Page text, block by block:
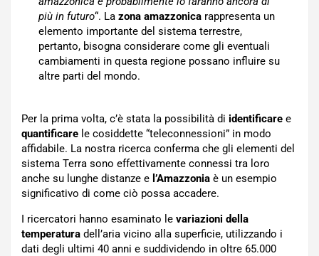
più in futuro“. La zona amazzonica rappresenta un
elemento importante del sistema terrestre,
pertanto, bisogna considerare come gli eventuali
cambiamenti in questa regione possano influire su
altre parti del mondo.
Per la prima volta, c’è stata la possibilità di identificare e
quantificare le cosiddette “teleconnessioni” in modo
affidabile. La nostra ricerca conferma che gli elementi del
sistema Terra sono effettivamente connessi tra loro
anche su lunghe distanze e l’Amazzonia è un esempio
significativo di come ciò possa accadere.
I ricercatori hanno esaminato le variazioni della
temperatura dell’aria vicino alla superficie, utilizzando i
dati degli ultimi 40 anni e suddividendo in oltre 65.000